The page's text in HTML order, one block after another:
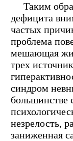
Таким
дефицита
частых
проблема
мешающая
трех
синдром
большинстве
незрелость,
заниженная